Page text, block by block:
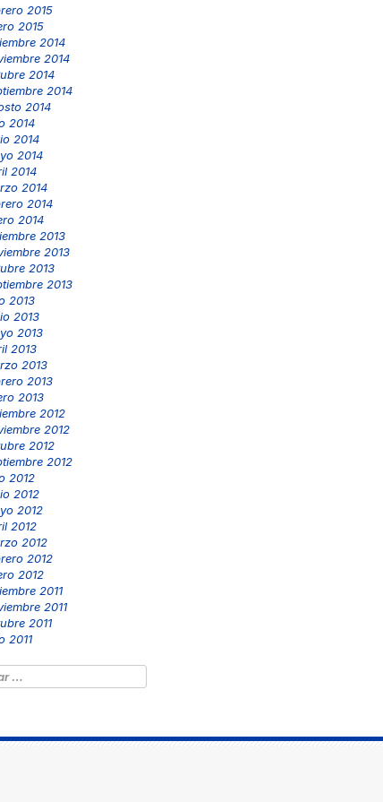
2015
2015
2014
2014
2014
2014
2014
2014
2014
2014
2014
2014
2014
2014
2013
2013
2013
2013
2013
2013
2013
2013
2013
2013
2013
2012
2012
2012
2012
2012
2012
2012
2012
2012
2012
2012
2011
2011
2011
2011